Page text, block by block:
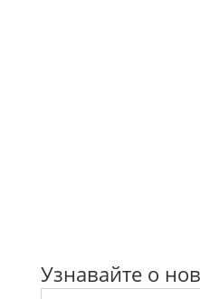
Узнавайте о